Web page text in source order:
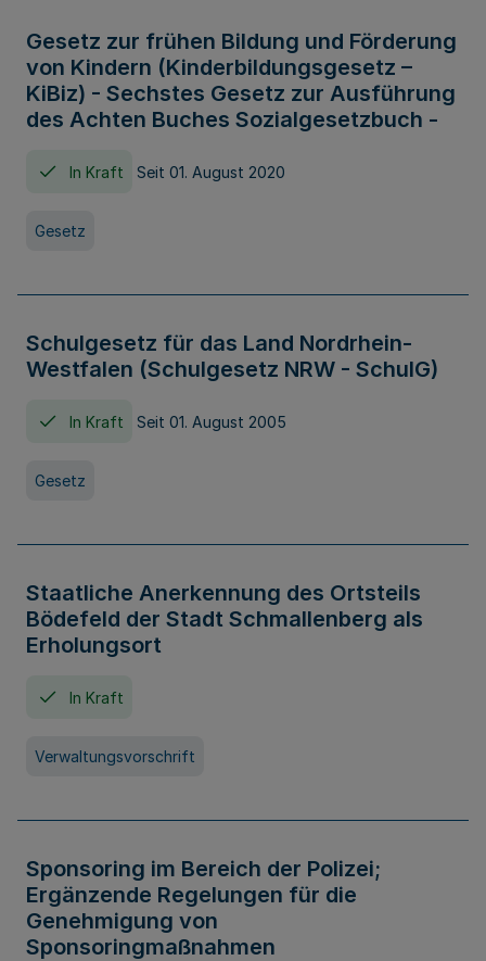
Gesetz zur frühen Bildung und Förderung
von Kindern (Kinderbildungsgesetz –
KiBiz) - Sechstes Gesetz zur Ausführung
des Achten Buches Sozialgesetzbuch -
In Kraft Seit 01. August 2020
Gesetz
Schulgesetz für das Land Nordrhein-
Westfalen (Schulgesetz NRW - SchulG)
In Kraft Seit 01. August 2005
Gesetz
Staatliche Anerkennung des Ortsteils
Bödefeld der Stadt Schmallenberg als
Erholungsort
In Kraft
Verwaltungsvorschrift
Sponsoring im Bereich der Polizei;
Ergänzende Regelungen für die
Genehmigung von
Sponsoringmaßnahmen